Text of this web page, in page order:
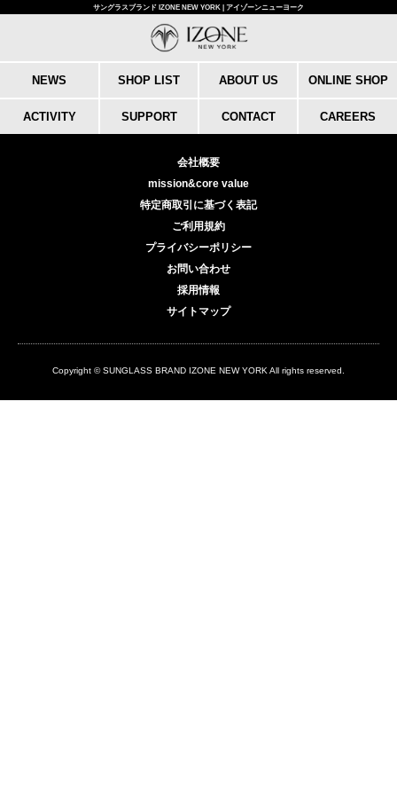
サングラスブランド IZONE NEW YORK | アイゾーンニューヨーク
NEWS SHOP LIST ABOUT US ONLINE SHOP
ACTIVITY SUPPORT CONTACT CAREERS
会社概要
mission&core value
特定商取引に基づく表記
ご利用規約
プライバシーポリシー
お問い合わせ
採用情報
サイトマップ
Copyright © SUNGLASS BRAND IZONE NEW YORK All rights reserved.